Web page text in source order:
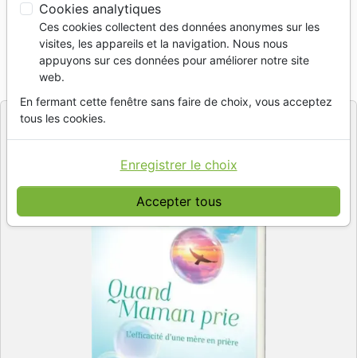
QUAND MAMAN PRIE
Fern Nichols
RéférenceFV7217 EAN9782880272173
Editeur Foi et Victoire
Cookies analytiques
Ces cookies collectent des données anonymes sur les
visites, les appareils et la navigation. Nous nous
appuyons sur ces données pour améliorer notre site
web.
En fermant cette fenêtre sans faire de choix, vous acceptez
tous les cookies.
Accepter tous
Enregistrer le choix